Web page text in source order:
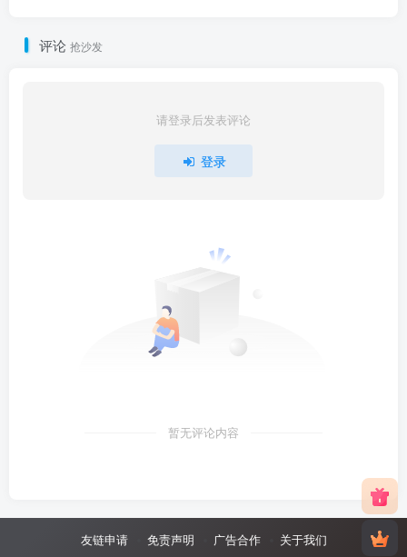
评论 抢沙发
请登录后发表评论
登录
暂无评论内容
友链申请 免责声明 广告合作 关于我们